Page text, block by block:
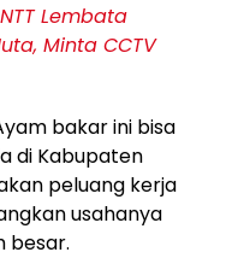
Lembata
Minta CCTV
bakar ini bisa
di Kabupaten
peluang kerja
usahanya
besar.